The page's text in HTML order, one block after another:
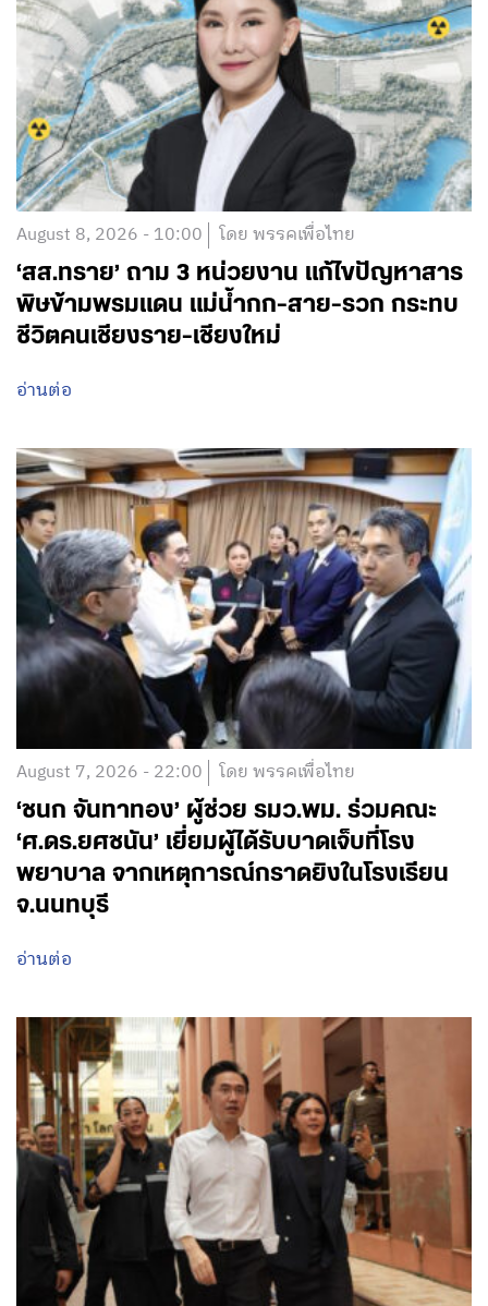
August 8, 2026 - 10:00 โดย พรรคเพื่อไทย
‘สส.ทราย’ ถาม 3 หน่วยงาน แก้ไขปัญหาสาร
พิษข้ามพรมแดน แม่น้ำกก-สาย-รวก กระทบ
ชีวิตคนเชียงราย-เชียงใหม่
อ่านต่อ
August 7, 2026 - 22:00 โดย พรรคเพื่อไทย
‘ชนก จันทาทอง’ ผู้ช่วย รมว.พม. ร่วมคณะ
‘ศ.ดร.ยศชนัน’ เยี่ยมผู้ได้รับบาดเจ็บที่โรง
พยาบาล จากเหตุการณ์กราดยิงในโรงเรียน
จ.นนทบุรี
อ่านต่อ